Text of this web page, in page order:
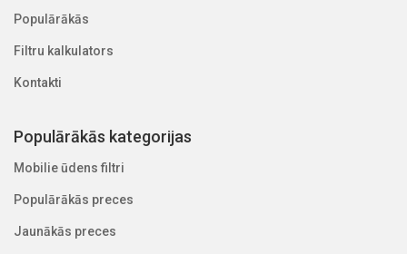
Populārākās
Filtru kalkulators
Kontakti
Populārākās kategorijas
Mobilie ūdens filtri
Populārākās preces
Jaunākās preces